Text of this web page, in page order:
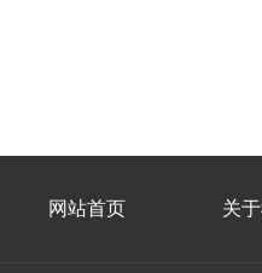
网站首页 关